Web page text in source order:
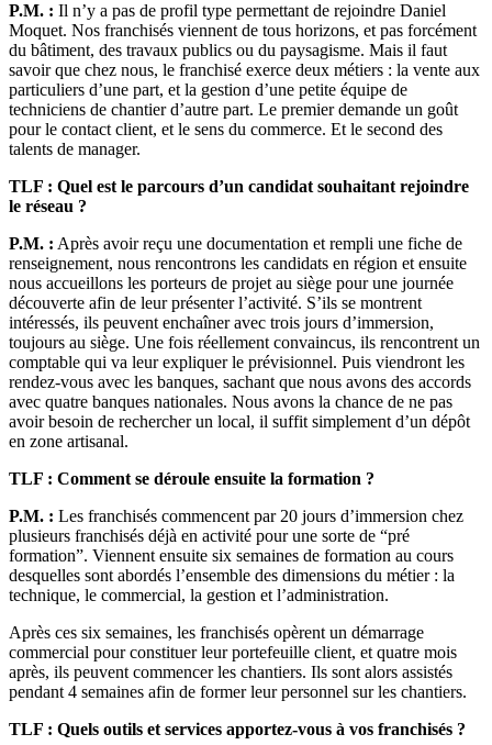
P.M. : Il n’y a pas de profil type permettant de rejoindre Daniel
Moquet. Nos franchisés viennent de tous horizons, et pas forcément
du bâtiment, des travaux publics ou du paysagisme. Mais il faut
savoir que chez nous, le franchisé exerce deux métiers : la vente aux
particuliers d’une part, et la gestion d’une petite équipe de
techniciens de chantier d’autre part. Le premier demande un goût
pour le contact client, et le sens du commerce. Et le second des
talents de manager.
TLF : Quel est le parcours d’un candidat souhaitant rejoindre
le réseau ?
P.M. : Après avoir reçu une documentation et rempli une fiche de
renseignement, nous rencontrons les candidats en région et ensuite
nous accueillons les porteurs de projet au siège pour une journée
découverte afin de leur présenter l’activité. S’ils se montrent
intéressés, ils peuvent enchaîner avec trois jours d’immersion,
toujours au siège. Une fois réellement convaincus, ils rencontrent un
comptable qui va leur expliquer le prévisionnel. Puis viendront les
rendez-vous avec les banques, sachant que nous avons des accords
avec quatre banques nationales. Nous avons la chance de ne pas
avoir besoin de rechercher un local, il suffit simplement d’un dépôt
en zone artisanal.
TLF : Comment se déroule ensuite la formation ?
P.M. : Les franchisés commencent par 20 jours d’immersion chez
plusieurs franchisés déjà en activité pour une sorte de “pré
formation”. Viennent ensuite six semaines de formation au cours
desquelles sont abordés l’ensemble des dimensions du métier : la
technique, le commercial, la gestion et l’administration.
Après ces six semaines, les franchisés opèrent un démarrage
commercial pour constituer leur portefeuille client, et quatre mois
après, ils peuvent commencer les chantiers. Ils sont alors assistés
pendant 4 semaines afin de former leur personnel sur les chantiers.
TLF : Quels outils et services apportez-vous à vos franchisés ?